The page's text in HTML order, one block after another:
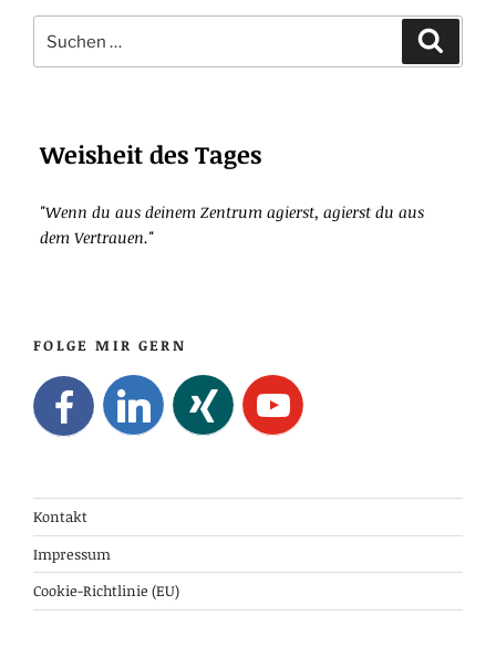
nach:
Weisheit des Tages
"Wenn du aus deinem Zentrum agierst, agierst du aus
dem Vertrauen."
FOLGE MIR GERN
Kontakt
Impressum
Cookie-Richtlinie (EU)